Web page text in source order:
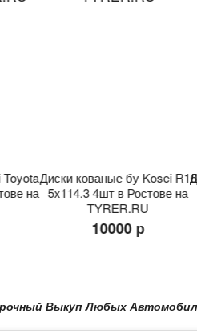
на
Диски кованые бу Kosei R16
5x114.3 4шт в Ростове на
TYRER.RU
10000 р
Выкуп Любых Автомобилей в